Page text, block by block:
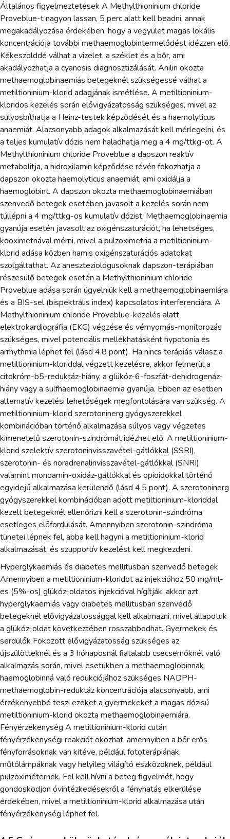
Általános figyelmeztetések A Methylthioninium chloride
Proveblue-t nagyon lassan, 5 perc alatt kell beadni, annak
megakadályozása érdekében, hogy a vegyület magas lokális
koncentrációja további methaemoglobintermelődést idézzen elő.
Kékeszölddé válhat a vizelet, a széklet és a bőr, ami
akadályozhatja a cyanosis diagnosztizálását. Anilin okozta
methaemoglobinaemiás betegeknél szükségessé válhat a
metiltioninium-klorid adagjának ismétlése. A metiltioninium-
kloridos kezelés során elővigyázatosság szükséges, mivel az
súlyosbíthatja a Heinz-testek képződését és a haemolyticus
anaemiát. Alacsonyabb adagok alkalmazását kell mérlegelni, és
a teljes kumulatív dózis nem haladhatja meg a 4 mg/ttkg-ot. A
Methylthioninium chloride Proveblue a dapszon reaktív
metabolitja, a hidroxilamin képződése révén fokozhatja a
dapszon okozta haemolyticus anaemiát, ami oxidálja a
haemoglobint. A dapszon okozta methaemoglobinaemiában
szenvedő betegek esetében javasolt a kezelés során nem
túllépni a 4 mg/ttkg-os kumulatív dózist. Methaemoglobinaemia
gyanúja esetén javasolt az oxigénszaturációt, ha lehetséges,
kooximetriával mérni, mivel a pulzoximetria a metiltioninium-
klorid adása közben hamis oxigénszaturációs adatokat
szolgáltathat. Az aneszteziológusoknak dapszon-terápiában
részesülő betegek esetén a Methylthioninium chloride
Proveblue adása során ügyelniük kell a methaemoglobinaemiára
és a BIS-sel (bispektrális index) kapcsolatos interferenciára. A
Methylthioninium chloride Proveblue-kezelés alatt
elektrokardiográfia (EKG) végzése és vérnyomás-monitorozás
szükséges, mivel potenciális mellékhatásként hypotonia és
arrhythmia léphet fel (lásd 4.8 pont). Ha nincs terápiás válasz a
metiltioninium-kloriddal végzett kezelésre, akkor felmerül a
citokróm-b5-reduktáz-hiány, a glükóz-6-foszfát-dehidrogenáz-
hiány vagy a sulfhaemoglobinaemia gyanúja. Ebben az esetben
alternatív kezelési lehetőségek megfontolására van szükség. A
metiltioninium-klorid szerotoninerg gyógyszerekkel
kombinációban történő alkalmazása súlyos vagy végzetes
kimenetelű szerotonin-szindrómát idézhet elő. A metiltioninium-
klorid szelektív szerotoninvisszavétel-gátlókkal (SSRI),
szerotonin- és noradrenalinvisszavétel-gátlókkal (SNRI),
valamint monoamin-oxidáz-gátlókkal és opioidokkal történő
egyidejű alkalmazása kerülendő (lásd 4.5 pont). A szerotoninerg
gyógyszerekkel kombinációban adott metiltioninium-kloriddal
kezelt betegeknél ellenőrizni kell a szerotonin-szindróma
esetleges előfordulását. Amennyiben szerotonin-szindróma
tünetei lépnek fel, abba kell hagyni a metiltioninium-klorid
alkalmazását, és szupportív kezelést kell megkezdeni.
Hyperglykaemiás és diabetes mellitusban szenvedő betegek
Amennyiben a metiltioninium-kloridot az injekcióhoz 50 mg/ml-
es (5%-os) glükóz-oldatos injekcióval hígítják, akkor azt
hyperglykaemiás vagy diabetes mellitusban szenvedő
betegeknél elővigyázatossággal kell alkalmazni, mivel állapotuk
a glükóz-oldat következtében rosszabbodhat. Gyermekek és
serdülők Fokozott elővigyázatosság szükséges az
újszülötteknél és a 3 hónaposnál fiatalabb csecsemőknél való
alkalmazás során, mivel esetükben a methaemoglobinnak
haemoglobinná való redukciójához szükséges NADPH-
methaemoglobin-reduktáz koncentrációja alacsonyabb, ami
érzékenyebbé teszi ezeket a gyermekeket a magas dózisú
metiltioninium-klorid okozta methaemoglobinaemiára.
Fényérzékenység A metiltioninium-klorid cután
fényérzékenységi reakciót okozhat, amennyiben a bőr erős
fényforrásoknak van kitéve, például fototerápiának,
műtőlámpáknak vagy helyileg világító eszközöknek, például
pulzoximéternek. Fel kell hívni a beteg figyelmét, hogy
gondoskodjon óvintézkedésekről a fényhatás elkerülése
érdekében, mivel a metiltioninium-klorid alkalmazása után
fényérzékenység léphet fel.